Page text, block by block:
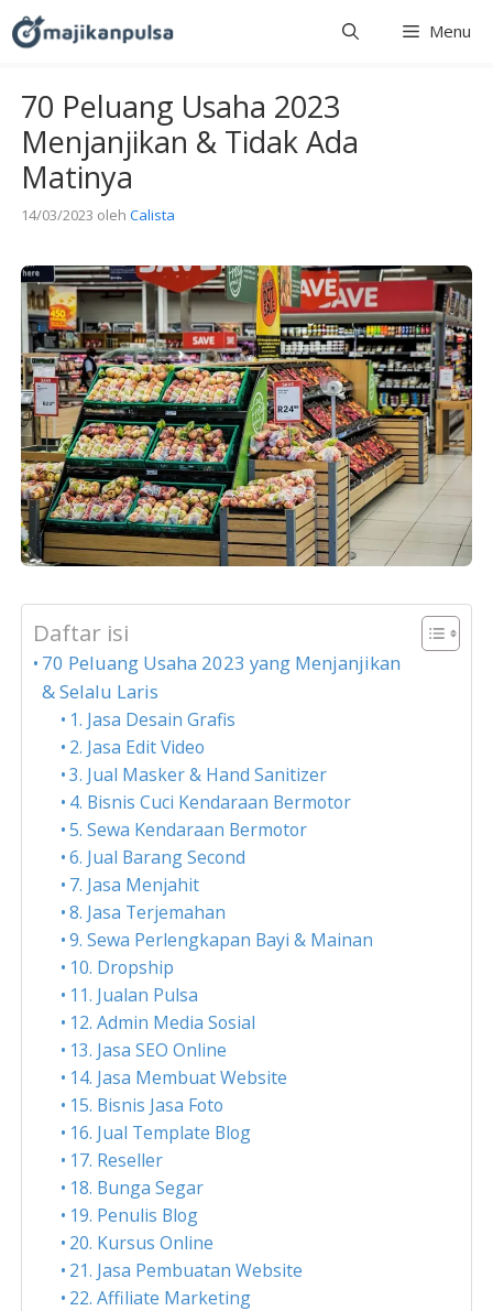
Langsung
ke
Menu
70 Peluang Usaha 2023
Menjanjikan & Tidak Ada
Matinya
14/03/2023 oleh Calista
Daftar isi
70 Peluang Usaha 2023 yang Menjanjikan
& Selalu Laris
1. Jasa Desain Grafis
2. Jasa Edit Video
3. Jual Masker & Hand Sanitizer
4. Bisnis Cuci Kendaraan Bermotor
5. Sewa Kendaraan Bermotor
6. Jual Barang Second
7. Jasa Menjahit
8. Jasa Terjemahan
9. Sewa Perlengkapan Bayi & Mainan
10. Dropship
11. Jualan Pulsa
12. Admin Media Sosial
13. Jasa SEO Online
14. Jasa Membuat Website
15. Bisnis Jasa Foto
16. Jual Template Blog
17. Reseller
18. Bunga Segar
19. Penulis Blog
20. Kursus Online
21. Jasa Pembuatan Website
22. Affiliate Marketing